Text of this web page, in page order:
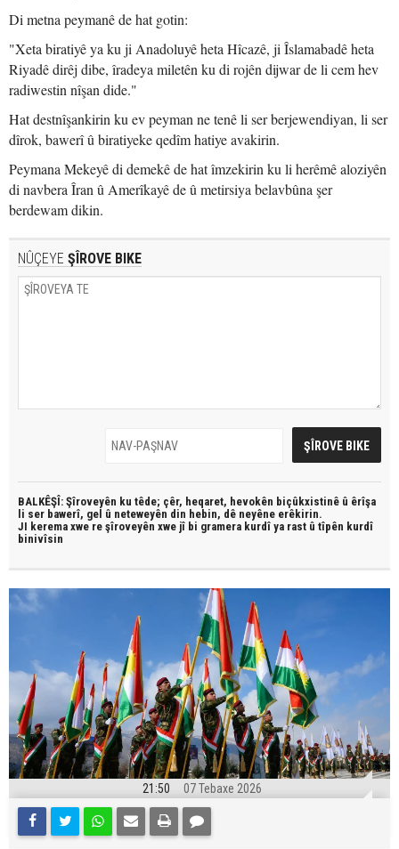
Di metna peymanê de hat gotin:
"Xeta biratiyê ya ku ji Anadoluyê heta Hîcazê, ji Îslamabadê heta
Riyadê dirêj dibe, îradeya miletên ku di rojên dijwar de li cem hev
radiwestin nîşan dide."
Hat destnîşankirin ku ev peyman ne tenê li ser berjewendiyan, li ser
dîrok, bawerî û biratiyeke qedîm hatiye avakirin.
Peymana Mekeyê di demekê de hat îmzekirin ku li herêmê aloziyên
di navbera Îran û Amerîkayê de û metirsiya belavbûna şer
berdewam dikin.
NÛÇEYE ŞÎROVE BIKE
BALKÊŞÎ: Şîroveyên ku têde; çêr, heqaret, hevokên biçûkxistinê û êrîşa
li ser bawerî, gel û neteweyên din hebin, dê neyêne erêkirin.
JI kerema xwe re şîroveyên xwe jî bi gramera kurdî ya rast û tîpên kurdî
binivîsin
21:50 07 Tebaxe 2026